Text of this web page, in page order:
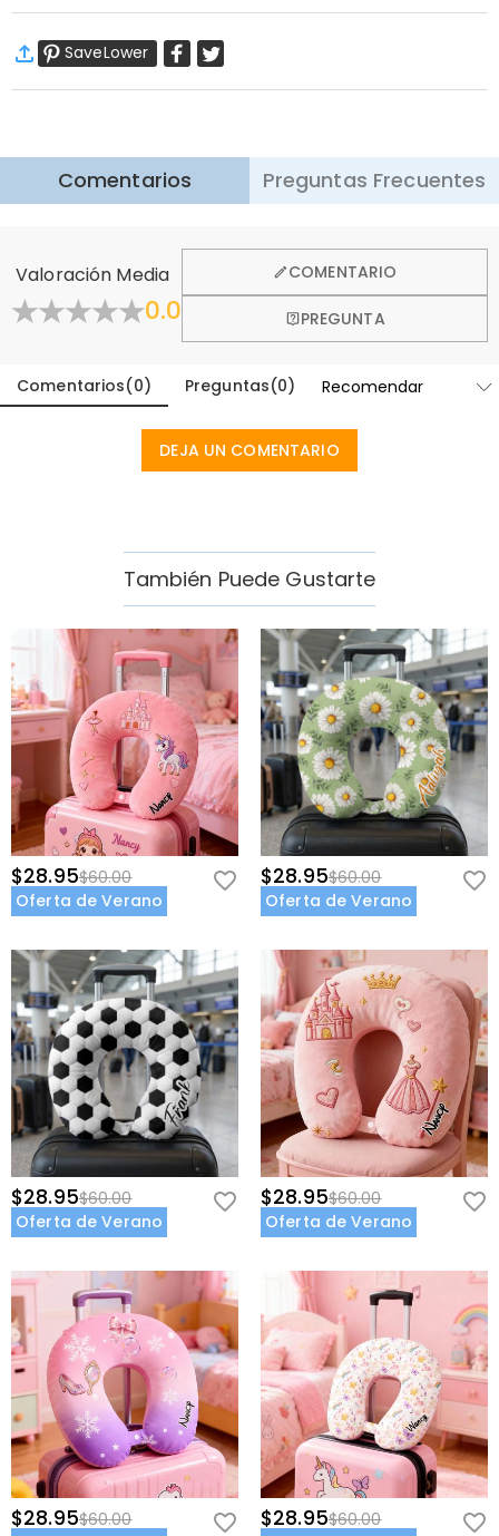
Altura (cm):30 cm
Ancho (cm):30 cm
Envío Estándar:9-18
Días Laborables
Saber más
por eso ofrecemos una política de devolución de 60 días.
SaveLower
Comentarios Preguntas Frecuentes
Valoración Media
0.0
COMENTARIO
PREGUNTA
Comentarios(0) Preguntas(0)
DEJA UN COMENTARIO
También Puede Gustarte
$28.95$60.00
Oferta de Verano
$28.95$60.00
Oferta de Verano
$28.95$60.00
Oferta de Verano
$28.95$60.00
Oferta de Verano
$28.95$60.00
$28.95$60.00